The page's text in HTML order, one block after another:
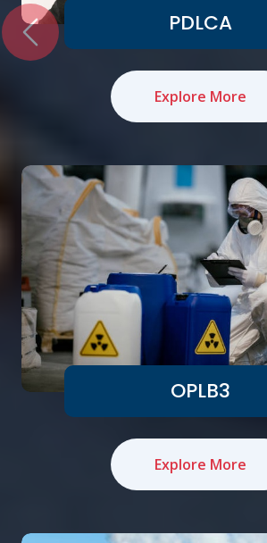
PDLCA
Explore More
OPLB3
Explore More